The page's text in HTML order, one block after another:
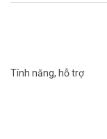
Ánh sáng kép
Điểm nổi bật của
nghệ ánh sáng kép
giữa chế độ hồng
thuộc vào điều kiện
– Chế độ hồng
Tính năng, hỗ trợ